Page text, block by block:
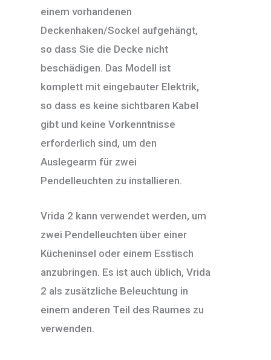
einem vorhandenen
Deckenhaken/Sockel aufgehängt,
so dass Sie die Decke nicht
beschädigen. Das Modell ist
komplett mit eingebauter Elektrik,
so dass es keine sichtbaren Kabel
gibt und keine Vorkenntnisse
erforderlich sind, um den
Auslegearm für zwei
Pendelleuchten zu installieren.
Vrida 2 kann verwendet werden, um
zwei Pendelleuchten über einer
Kücheninsel oder einem Esstisch
anzubringen. Es ist auch üblich, Vrida
2 als zusätzliche Beleuchtung in
einem anderen Teil des Raumes zu
verwenden.